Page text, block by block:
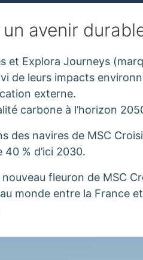
avenir
et Explora Journeys
de leurs impacts
externe.
carbone à l’horizon
des navires de MSC
% d’ici 2030.
fleuron de MSC
monde entre la France